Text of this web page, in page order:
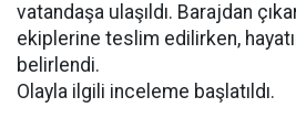
vatandaşa ulaşıldı. Barajdan
ekiplerine teslim edilirken,
belirlendi.
Olayla ilgili inceleme başlatıldı.